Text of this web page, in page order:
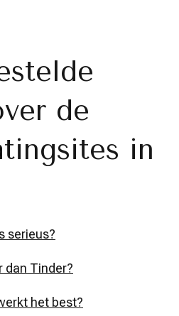
de
in
serieus?
dan Tinder?
het best?